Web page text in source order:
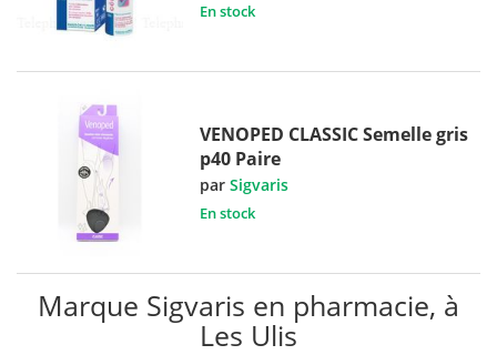
En stock
VENOPED CLASSIC Semelle gris
p40 Paire
parSigvaris
En stock
Marque Sigvaris en pharmacie, à
Les Ulis